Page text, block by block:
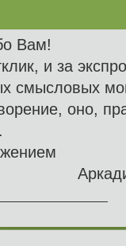
Вам!
и за
смысловых
оно,